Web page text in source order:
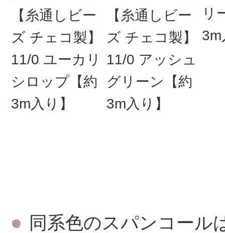
【糸通しビー
ズ チェコ製】
11/0 ユーカリ
シロップ【約
3m入り】
【糸通しビー
ズ チェコ製】
11/0 アッシュ
グリーン【約
3m入り】
リ
3m
同系色のスパンコール